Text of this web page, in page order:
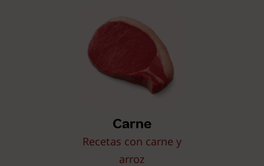
Carne
Recetas con carne y
arroz